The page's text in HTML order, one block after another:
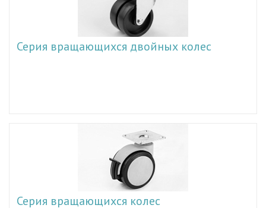
Серия вращающихся двойных колес
Серия вращающихся колес